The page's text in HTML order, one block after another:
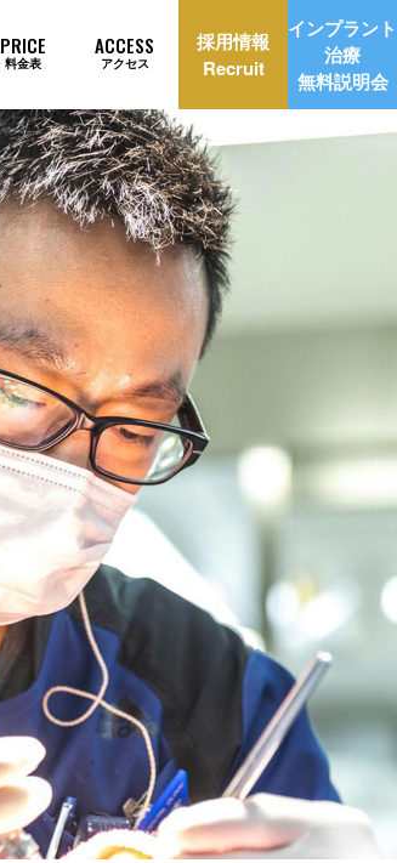
インプラント治療自動見積もり
矯正歯科
PRICE
料金表
ACCESS
アクセス
採用情報
Recruit
インプラント
治療
無料説明会